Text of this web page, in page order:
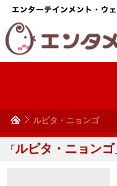
ルピタ・ニョンゴ
「ルピタ・ニョンゴ